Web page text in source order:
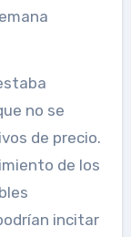
no se
de precio.
de los
incitar